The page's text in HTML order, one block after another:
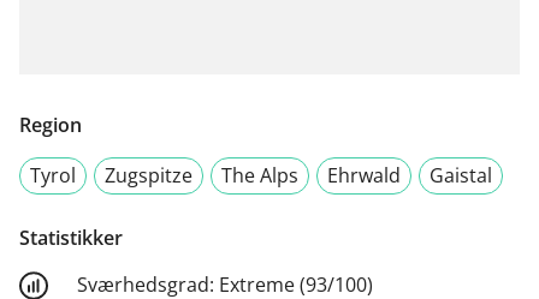
Region
Tyrol
Zugspitze The Alps Ehrwald Gaistal
Statistikker
Sværhedsgrad: Extreme (93/100)